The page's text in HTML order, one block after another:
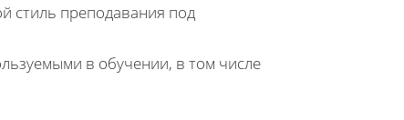
стиль преподавания под
в обучении, в том числе